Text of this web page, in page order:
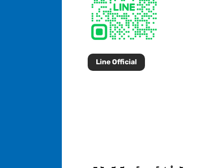
Line Official